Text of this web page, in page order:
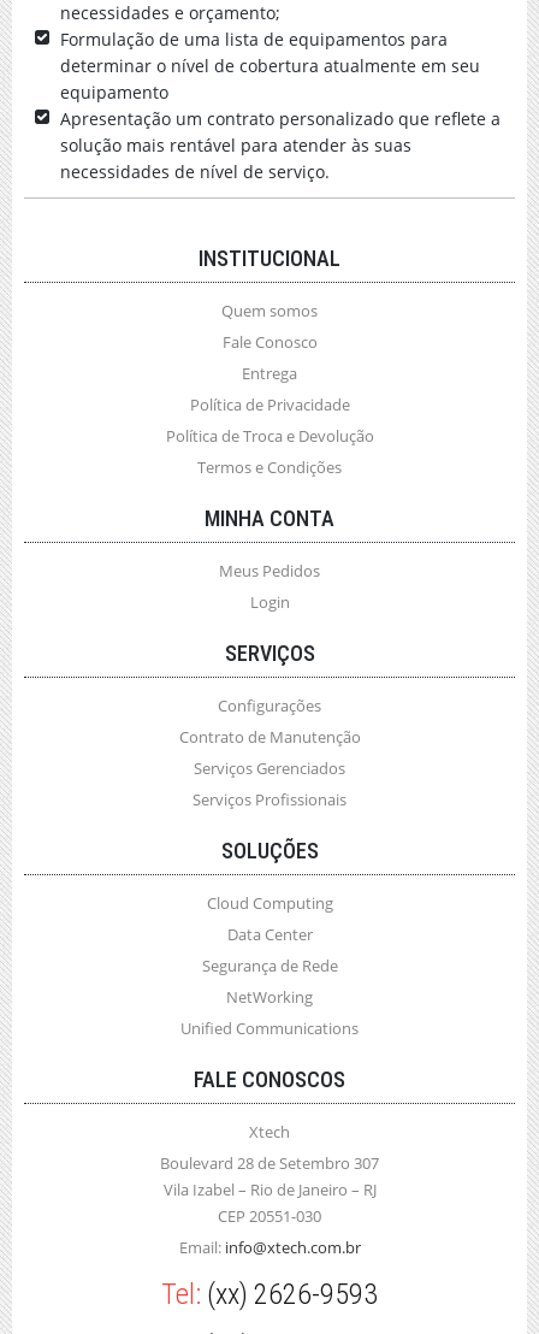
necessidades e orçamento;
Formulação de uma lista de equipamentos para
determinar o nível de cobertura atualmente em seu
equipamento
Apresentação um contrato personalizado que reflete a
solução mais rentável para atender às suas
necessidades de nível de serviço.
INSTITUCIONAL
Quem somos
Fale Conosco
Entrega
Política de Privacidade
Política de Troca e Devolução
Termos e Condições
MINHA CONTA
Meus Pedidos
Login
SERVIÇOS
Configurações
Contrato de Manutenção
Serviços Gerenciados
Serviços Profissionais
SOLUÇÕES
Cloud Computing
Data Center
Segurança de Rede
NetWorking
Unified Communications
FALE CONOSCOS
Xtech
Boulevard 28 de Setembro 307
Vila Izabel – Rio de Janeiro – RJ
CEP 20551-030
Email: info@xtech.com.br
Tel: (xx) 2626-9593